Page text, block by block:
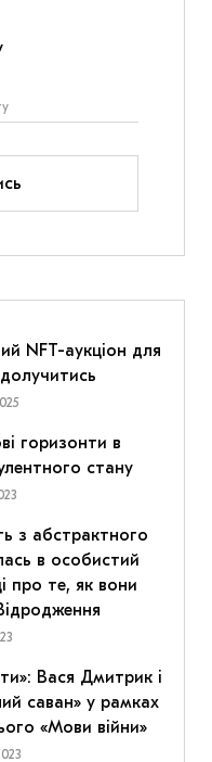
NFT-аукціон для
горизонти в
стану
з абстрактного
в особистий
про те, як вони
Вася Дмитрик і
саван» у рамках
«Мови війни»